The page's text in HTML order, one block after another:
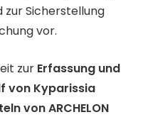
Sicherstellung
vor.
zur Erfassung und
von Kyparissia
von ARCHELON